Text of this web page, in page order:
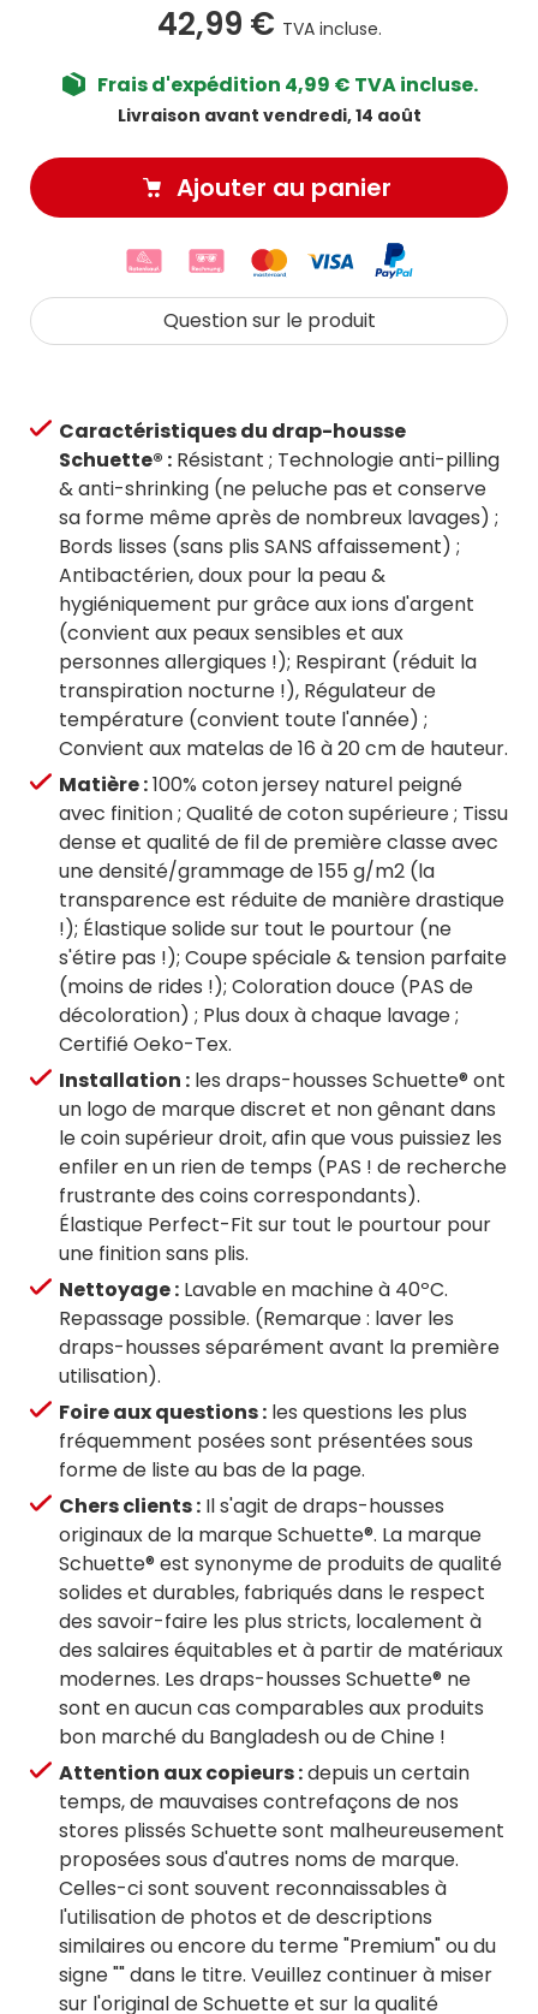
42,99 € TVA incluse.
Frais d'expédition 4,99 € TVA incluse.
Livraison avant vendredi, 14 août
Ajouter au panier
Question sur le produit
Caractéristiques du drap-housse
Schuette® : Résistant ; Technologie anti-pilling
& anti-shrinking (ne peluche pas et conserve
sa forme même après de nombreux lavages) ;
Bords lisses (sans plis SANS affaissement) ;
Antibactérien, doux pour la peau &
hygiéniquement pur grâce aux ions d'argent
(convient aux peaux sensibles et aux
personnes allergiques !); Respirant (réduit la
transpiration nocturne !), Régulateur de
température (convient toute l'année) ;
Convient aux matelas de 16 à 20 cm de hauteur.
Matière :100% coton jersey naturel peigné
avec finition ; Qualité de coton supérieure ; Tissu
dense et qualité de fil de première classe avec
une densité/grammage de 155 g/m2 (la
transparence est réduite de manière drastique
!); Élastique solide sur tout le pourtour (ne
s'étire pas !); Coupe spéciale & tension parfaite
(moins de rides !); Coloration douce (PAS de
décoloration) ; Plus doux à chaque lavage ;
Certifié Oeko-Tex.
Installation : les draps-housses Schuette® ont
un logo de marque discret et non gênant dans
le coin supérieur droit, afin que vous puissiez les
enfiler en un rien de temps (PAS ! de recherche
frustrante des coins correspondants).
Élastique Perfect-Fit sur tout le pourtour pour
une finition sans plis.
Nettoyage : Lavable en machine à 40ºC.
Repassage possible. (Remarque : laver les
draps-housses séparément avant la première
utilisation).
Foire aux questions : les questions les plus
fréquemment posées sont présentées sous
forme de liste au bas de la page.
Chers clients : Il s'agit de draps-housses
originaux de la marque Schuette®. La marque
Schuette® est synonyme de produits de qualité
solides et durables, fabriqués dans le respect
des savoir-faire les plus stricts, localement à
des salaires équitables et à partir de matériaux
modernes. Les draps-housses Schuette® ne
sont en aucun cas comparables aux produits
bon marché du Bangladesh ou de Chine !
Attention aux copieurs :depuis un certain
temps, de mauvaises contrefaçons de nos
stores plissés Schuette sont malheureusement
proposées sous d'autres noms de marque.
Celles-ci sont souvent reconnaissables à
l'utilisation de photos et de descriptions
similaires ou encore du terme "Premium" ou du
signe "" dans le titre. Veuillez continuer à miser
sur l'original de Schuette et sur la qualité